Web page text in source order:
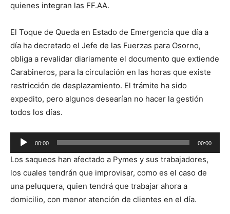
quienes integran las FF.AA.
El Toque de Queda en Estado de Emergencia que día a
día ha decretado el Jefe de las Fuerzas para Osorno,
obliga a revalidar diariamente el documento que extiende
Carabineros, para la circulación en las horas que existe
restricción de desplazamiento. El trámite ha sido
expedito, pero algunos desearían no hacer la gestión
todos los días.
Reproductor
de
audio
00:00 00:00
Los saqueos han afectado a Pymes y sus trabajadores,
los cuales tendrán que improvisar, como es el caso de
una peluquera, quien tendrá que trabajar ahora a
domicilio, con menor atención de clientes en el día.